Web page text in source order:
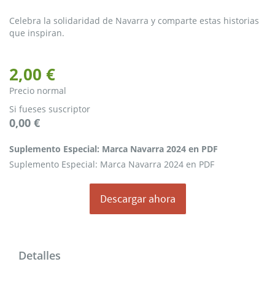
Celebra la solidaridad de Navarra y comparte estas historias
que inspiran.
2,00 €
Precio normal
Si fueses suscriptor
0,00 €
Especial:
Marca
Suplemento Especial: Marca Navarra 2024 en PDF
Suplemento Especial: Marca Navarra 2024 en PDF
Descargar ahora
Detalles